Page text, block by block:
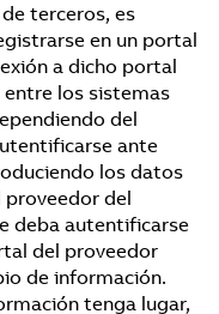
terceros, es
en un portal
a dicho portal
los sistemas
del
ante
los datos
proveedor del
deba autentificarse
del proveedor
de información.
tenga lugar,